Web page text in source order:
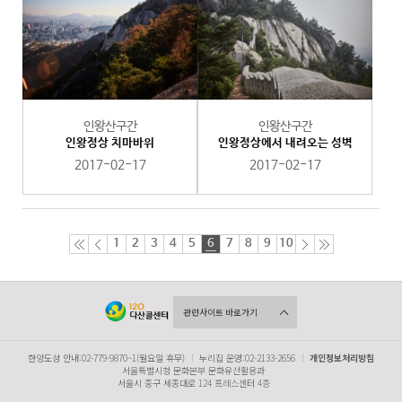
인왕산구간
인왕정상 치마바위
2017-02-17
인왕산구간
인왕정상에서 내려오는 성벽
2017-02-17
1 2 3 4 5 6 7 8 9 10
관련사이트 바로가기
한양도성 안내:02-779-9870~1(월요일 휴무) 누리집 운영:02-2133-2656
개인정보처리방침
서울특별시청 문화본부 문화유산활용과
서울시 중구 세종대로 124 프레스센터 4층